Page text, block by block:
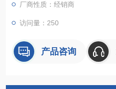
厂商性质：经销商
访问量：250
产品咨询